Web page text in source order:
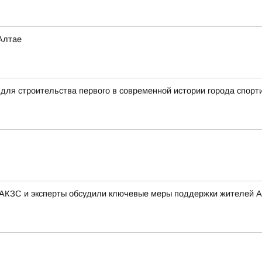
строительства первого в современной истории города
и эксперты обсудили ключевые меры поддержки жителей